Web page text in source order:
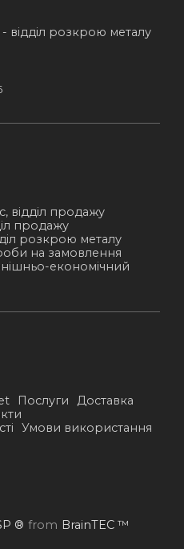
- відділ розкрою металу
відділ продажу
продажу
розкрою металу
на замовлення
економічний
Послуги
Доставка
Умови використання
® from BrainTEC ™